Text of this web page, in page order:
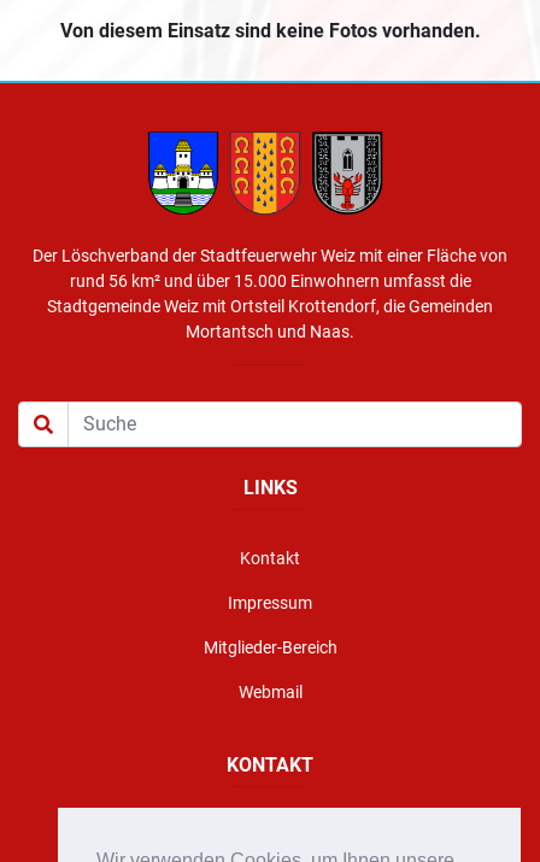
Von diesem Einsatz sind keine Fotos vorhanden.
Der Löschverband der Stadtfeuerwehr Weiz mit einer Fläche von
rund 56 km² und über 15.000 Einwohnern umfasst die
Stadtgemeinde Weiz mit Ortsteil Krottendorf, die Gemeinden
Mortantsch und Naas.
LINKS
Kontakt
Impressum
Mitglieder-Bereich
Webmail
KONTAKT